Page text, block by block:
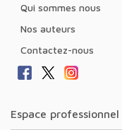
Qui sommes nous
Nos auteurs
Contactez-nous
Espace professionnel